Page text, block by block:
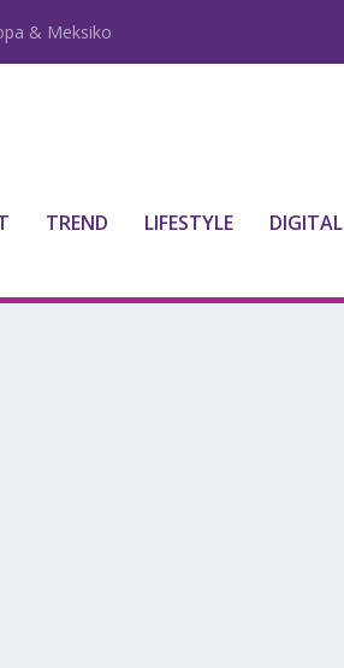
& Meksiko
TREND LIFESTYLE DIGITAL